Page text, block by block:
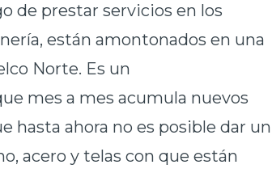
de prestar servicios en los
están amontonados en una
Norte. Es un
mes a mes acumula nuevos
hasta ahora no es posible dar un
acero y telas con que están